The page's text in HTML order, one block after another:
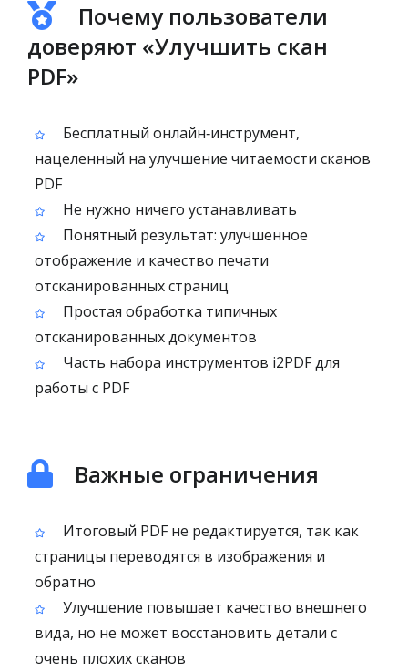
Почему пользователи
доверяют «Улучшить скан
PDF»
Бесплатный онлайн‑инструмент,
нацеленный на улучшение читаемости сканов
PDF
Не нужно ничего устанавливать
Понятный результат: улучшенное
отображение и качество печати
отсканированных страниц
Простая обработка типичных
отсканированных документов
Часть набора инструментов i2PDF для
работы с PDF
Важные ограничения
Итоговый PDF не редактируется, так как
страницы переводятся в изображения и
обратно
Улучшение повышает качество внешнего
вида, но не может восстановить детали с
очень плохих сканов